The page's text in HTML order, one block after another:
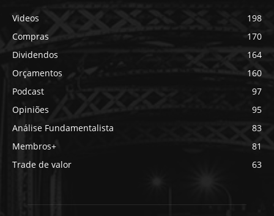
Videos
198
Compras
170
Dividendos
164
Orçamentos
160
Podcast
97
Opiniões
95
Análise Fundamentalista
83
Membros+
81
Trade de valor
63